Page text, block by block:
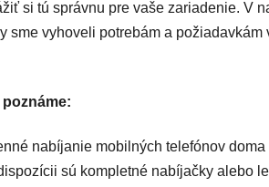
si tú správnu pre vaše zariadenie. V
sme vyhoveli potrebám a požiadavkám
nabíjanie mobilných telefónov doma
sú kompletné nabíjačky alebo